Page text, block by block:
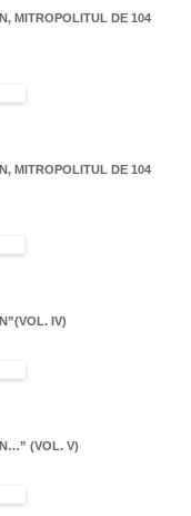
MITROPOLITUL DE 104
MITROPOLITUL DE 104
IV)
(VOL. V)